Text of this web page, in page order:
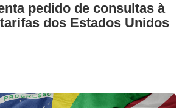
pedido de consultas à
dos Estados Unidos